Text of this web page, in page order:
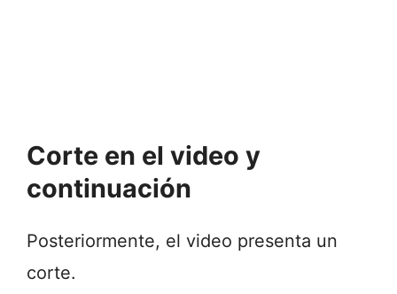
Corte en el video y
continuación
Posteriormente, el video presenta un
corte.